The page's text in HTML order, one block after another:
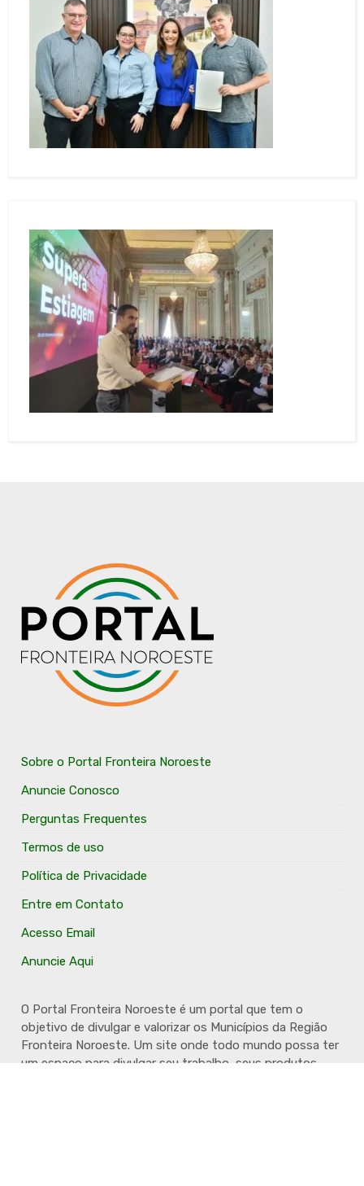
Sobre o Portal Fronteira Noroeste
Anuncie Conosco
Perguntas Frequentes
Termos de uso
Política de Privacidade
Entre em Contato
Acesso Email
Anuncie Aqui
O Portal Fronteira Noroeste é um portal que tem o
objetivo de divulgar e valorizar os Municípios da Região
Fronteira Noroeste. Um site onde todo mundo possa ter
um espaço para divulgar seu trabalho, seus produtos,